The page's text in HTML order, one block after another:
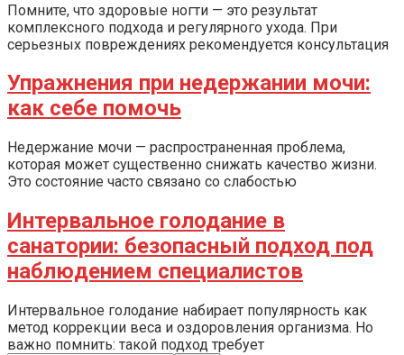
Помните, что здоровые ногти — это результат
комплексного подхода и регулярного ухода. При
серьезных повреждениях рекомендуется консультация
Упражнения при недержании мочи:
как себе помочь
Недержание мочи — распространенная проблема,
которая может существенно снижать качество жизни.
Это состояние часто связано со слабостью
Интервальное голодание в
санатории: безопасный подход под
наблюдением специалистов
Интервальное голодание набирает популярность как
метод коррекции веса и оздоровления организма. Но
важно помнить: такой подход требует